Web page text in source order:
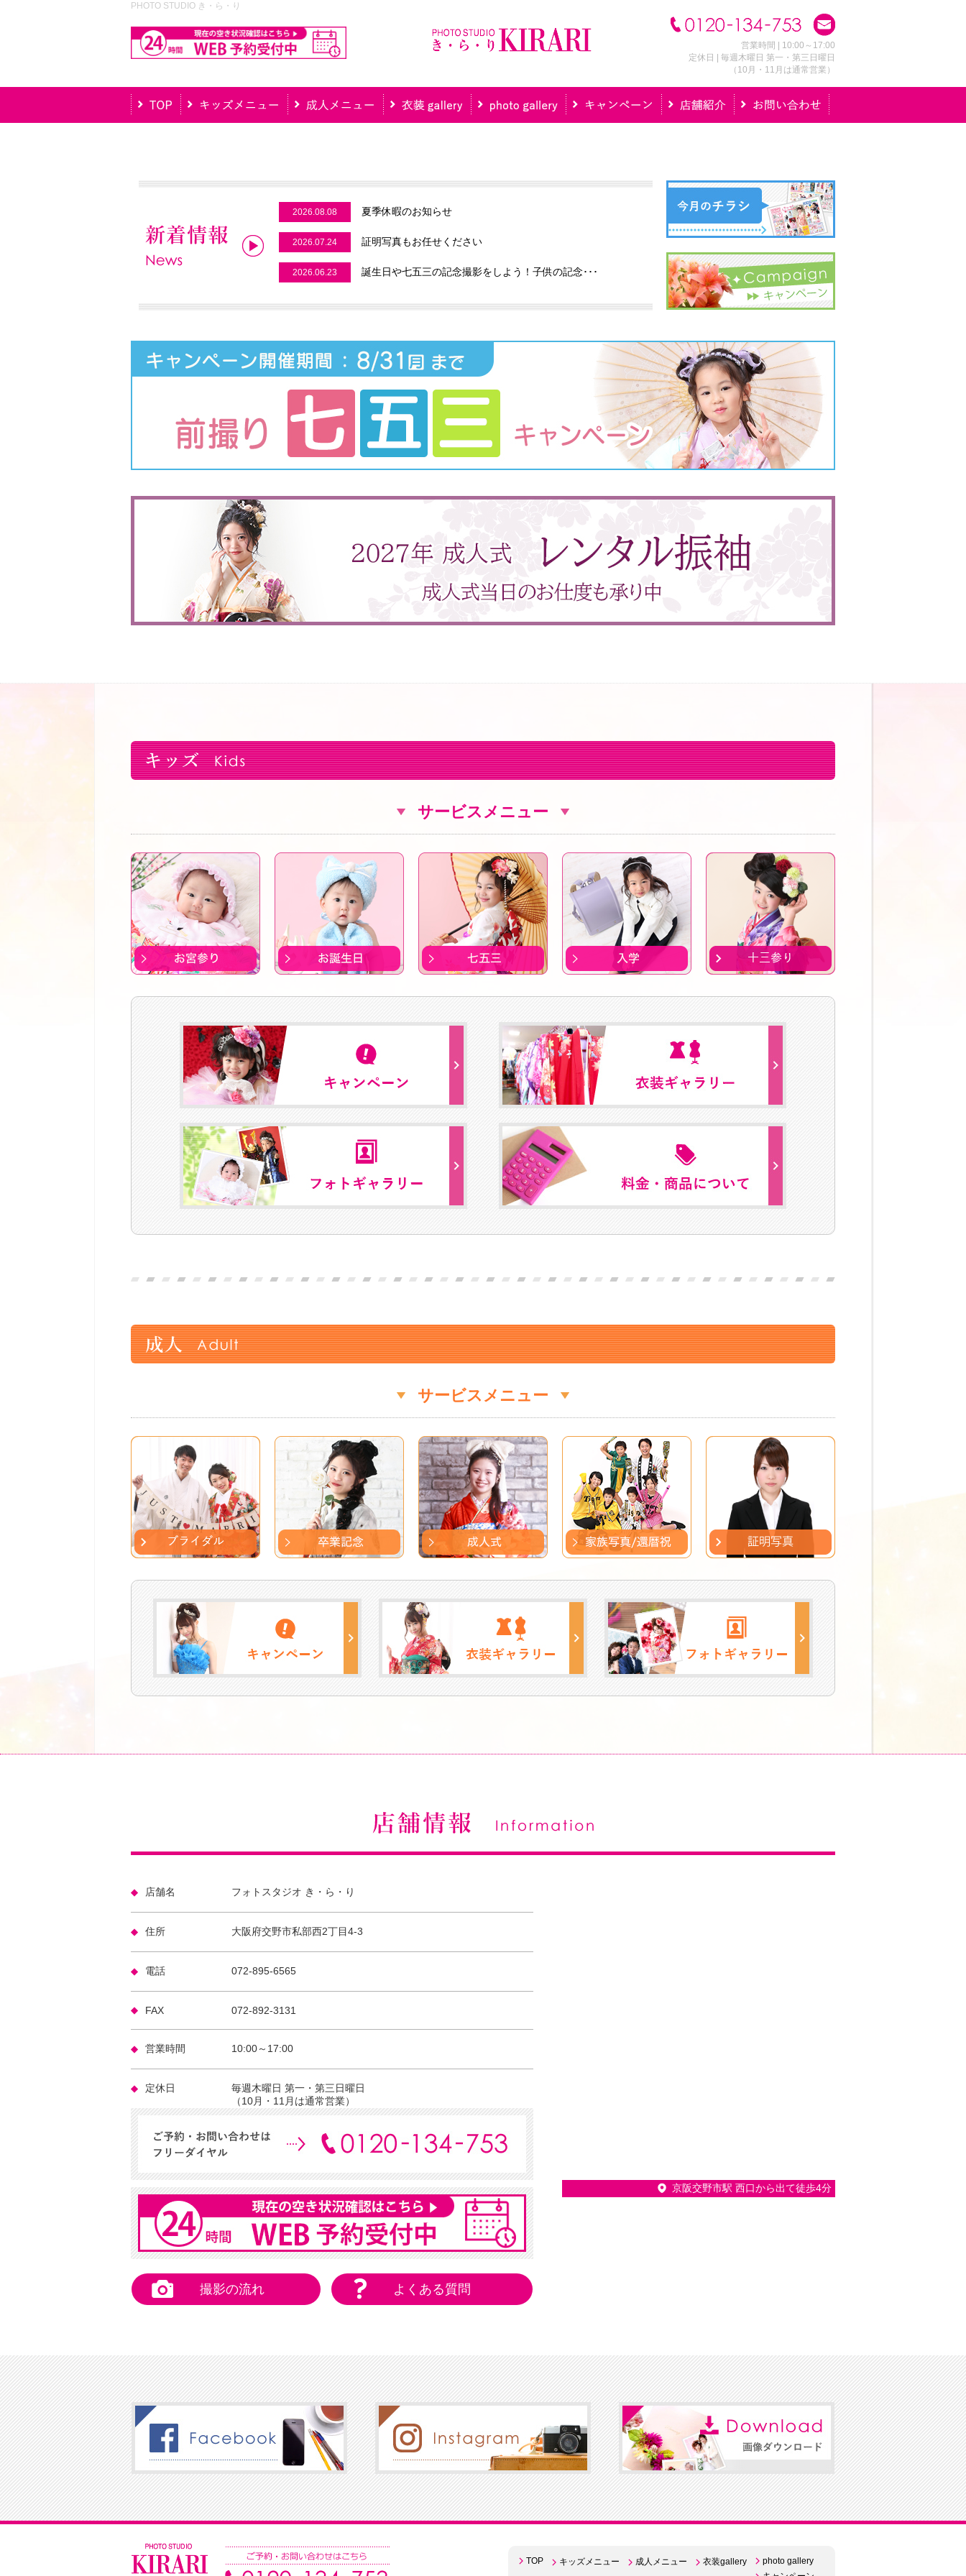
PHOTO STUDIO き・ら・り
営業時間 | 10:00～17:00
定休日 | 毎週木曜日 第一・第三日曜日
（10月・11月は通常営業）
2026.08.08 夏季休暇のお知らせ
2026.07.24 証明写真もお任せください
2026.06.23 誕生日や七五三の記念撮影をしよう！子供の記念･･･
サービスメニュー
サービスメニュー
店舗名 フォトスタジオ き・ら・り
住所 大阪府交野市私部西2丁目4-3
電話 072-895-6565
FAX 072-892-3131
営業時間 10:00～17:00
定休日
毎週木曜日 第一・第三日曜日
（10月・11月は通常営業）
撮影の流れ よくある質問
京阪交野市駅 西口から出て徒歩4分
TOP キッズメニュー 成人メニュー 衣装gallery
photo gallery